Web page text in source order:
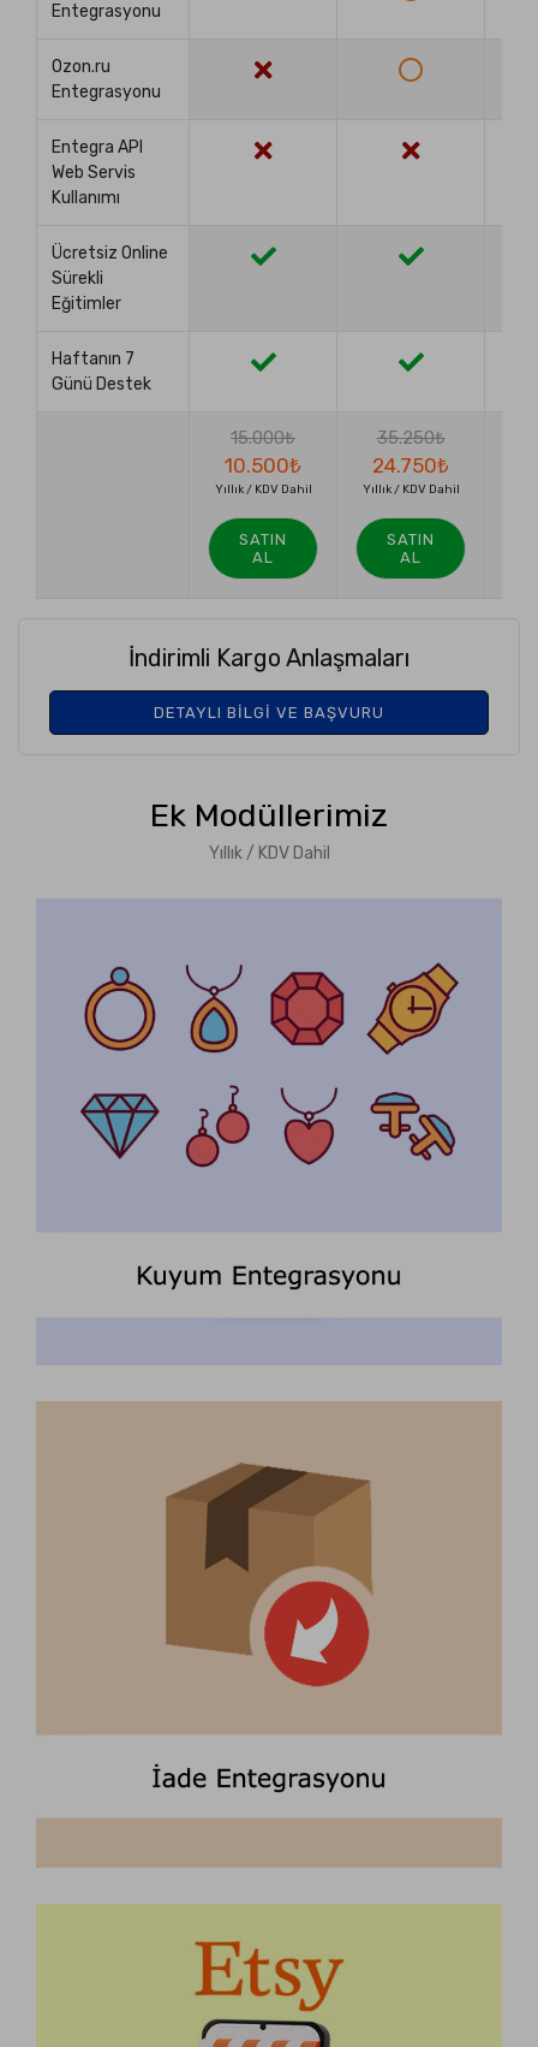
Entegrasyonu
Ozon.ru
Entegrasyonu
Entegra API
Web Servis
Kullanımı
Ücretsiz Online
Sürekli
Eğitimler
Haftanın 7
Günü Destek
15.000₺
10.500₺
Yıllık / KDV Dahil
SATIN
AL
35.250₺
24.750₺
Yıllık / KDV Dahil
SATIN
AL
İndirimli Kargo Anlaşmaları
DETAYLI BILGI VE BAŞVURU
Ek Modüllerimiz
Yıllık / KDV Dahil